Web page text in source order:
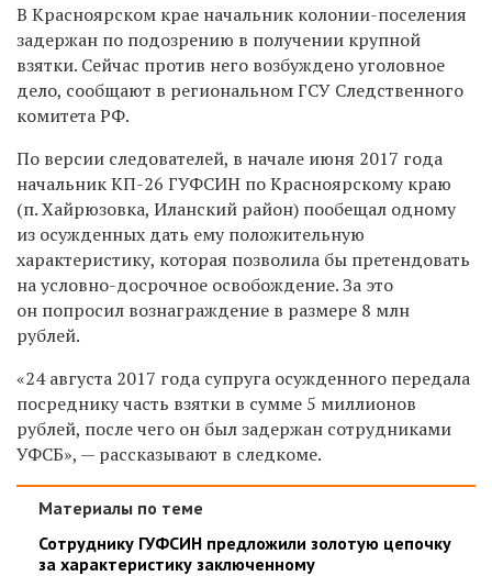
В Красноярском крае начальник колонии-поселения
задержан по подозрению в получении крупной
взятки. Сейчас против него возбуждено уголовное
дело, сообщают в региональном ГСУ Следственного
комитета РФ.
По версии следователей, в начале июня 2017 года
начальник КП-26 ГУФСИН по Красноярскому краю
(п. Хайрюзовка, Иланский район) пообещал одному
из осужденных дать ему положительную
характеристику, которая позволила бы претендовать
на условно-досрочное освобождение. За это
он попросил вознаграждение в размере 8 млн
рублей.
«24 августа 2017 года супруга осужденного передала
посреднику часть взятки в сумме 5 миллионов
рублей, после чего он был задержан сотрудниками
УФСБ», — рассказывают в следкоме.
Материалы по теме
Сотруднику ГУФСИН предложили золотую цепочку
за характеристику заключенному